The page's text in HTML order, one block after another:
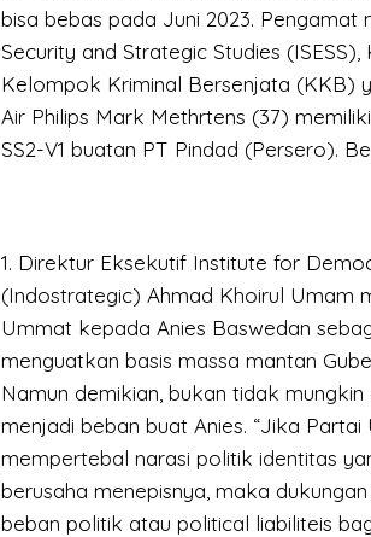
bisa bebas pada Juni 2023. Pengamat
Security and Strategic Studies (ISESS),
Kelompok Kriminal Bersenjata (KKB)
Air Philips Mark Methrtens (37)
SS2-V1 buatan PT Pindad (Persero).
1. Direktur Eksekutif Institute for
(Indostrategic) Ahmad Khoirul Umam
Ummat kepada Anies Baswedan
menguatkan basis massa mantan
Namun demikian, bukan tidak
menjadi beban buat Anies. “Jika
mempertebal narasi politik identitas
berusaha menepisnya, maka
beban politik atau political liabiliteis